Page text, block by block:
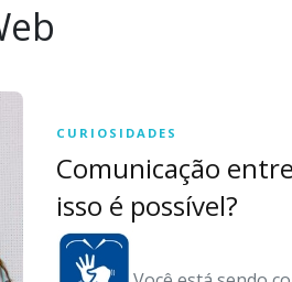
CURIOSIDADES
Comunicação
isso é possível?